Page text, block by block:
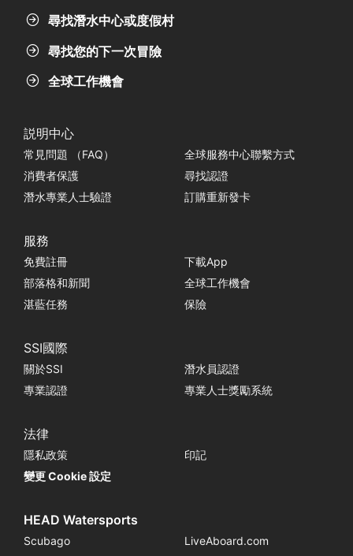
尋找潛水中心或度假村
尋找您的下一次冒險
全球工作機會
説明中心
常見問題 （FAQ）
全球服務中心聯繫方式
消費者保護
尋找認證
潛水專業人士驗證
訂購重新發卡
服務
免費註冊
下載App
部落格和新聞
全球工作機會
湛藍任務
保險
SSI國際
關於SSI
潛水員認證
專業認證
專業人士獎勵系統
法律
隱私政策
印記
變更 Cookie 設定
HEAD Watersports
Scubago
LiveAboard.com